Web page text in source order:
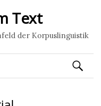
Text
der Korpuslinguistik
Suchen
nach: